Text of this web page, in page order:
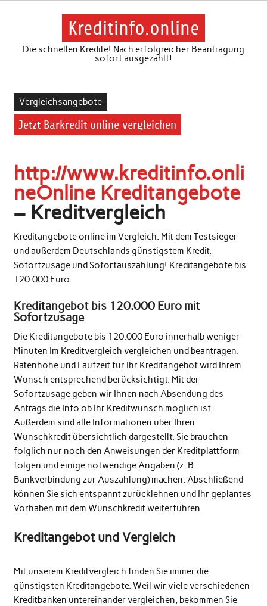
Skip
Kreditinfo.online
Die schnellen Kredite! Nach erfolgreicher Beantragung
sofort ausgezahlt!
Vergleichsangebote
Jetzt Barkredit online vergleichen
http://www.kreditinfo.onli
neOnline Kreditangebote
– Kreditvergleich
Kreditangebote online im Vergleich. Mit dem Testsieger
und außerdem Deutschlands günstigstem Kredit.
Sofortzusage und Sofortauszahlung! Kreditangebote bis
120.000 Euro
Kreditangebot bis 120.000 Euro mit
Sofortzusage
Die Kreditangebote bis 120.000 Euro innerhalb weniger
Minuten Im Kreditvergleich vergleichen und beantragen.
Ratenhöhe und Laufzeit für Ihr Kreditangebot wird Ihrem
Wunsch entsprechend berücksichtigt. Mit der
Sofortzusage geben wir Ihnen nach Absendung des
Antrags die Info ob Ihr Kreditwunsch möglich ist.
Außerdem sind alle Informationen über Ihren
Wunschkredit übersichtlich dargestellt. Sie brauchen
folglich nur noch den Anweisungen der Kreditplattform
folgen und einige notwendige Angaben (z. B.
Bankverbindung zur Auszahlung) machen. Abschließend
können Sie sich entspannt zurücklehnen und Ihr geplantes
Vorhaben mit dem Wunschkredit weiterführen.
Kreditangebot und Vergleich
Mit unserem Kreditvergleich finden Sie immer die
günstigsten Kreditangebote. Weil wir viele verschiedenen
Kreditbanken untereinander vergleichen, bekommen Sie